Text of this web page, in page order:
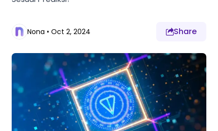
Nona • Oct 2, 2024 Share